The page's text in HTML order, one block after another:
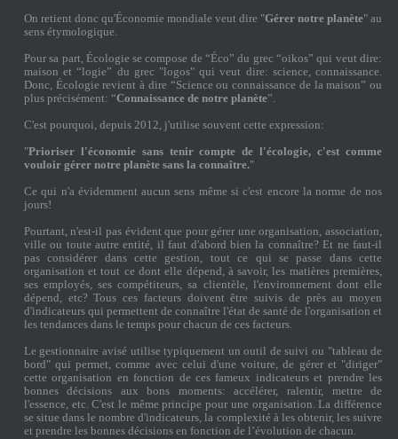
On retient donc qu'Économie mondiale veut dire "Gérer notre planète" au
sens étymologique.
Pour sa part, Écologie se compose de “Éco” du grec “oikos” qui veut dire:
maison et “logie” du grec "logos" qui veut dire: science, connaissance.
Donc, Écologie revient à dire “Science ou connaissance de la maison” ou
plus précisément: “Connaissance de notre planète”.
C'est pourquoi, depuis 2012, j'utilise souvent cette expression:
"Prioriser l'économie sans tenir compte de l'écologie, c'est comme
vouloir gérer notre planète sans la connaître."
Ce qui n'a évidemment aucun sens même si c'est encore la norme de nos
jours!
Pourtant, n'est-il pas évident que pour gérer une organisation, association,
ville ou toute autre entité, il faut d'abord bien la connaître? Et ne faut-il
pas considérer dans cette gestion, tout ce qui se passe dans cette
organisation et tout ce dont elle dépend, à savoir, les matières premières,
ses employés, ses compétiteurs, sa clientèle, l'environnement dont elle
dépend, etc? Tous ces facteurs doivent être suivis de près au moyen
d'indicateurs qui permettent de connaître l'état de santé de l'organisation et
les tendances dans le temps pour chacun de ces facteurs.
Le gestionnaire avisé utilise typiquement un outil de suivi ou "tableau de
bord" qui permet, comme avec celui d'une voiture, de gérer et "diriger"
cette organisation en fonction de ces fameux indicateurs et prendre les
bonnes décisions aux bons moments: accélérer, ralentir, mettre de
l'essence, etc. C'est le même principe pour une organisation. La différence
se situe dans le nombre d'indicateurs, la complexité à les obtenir, les suivre
et prendre les bonnes décisions en fonction de l’évolution de chacun.